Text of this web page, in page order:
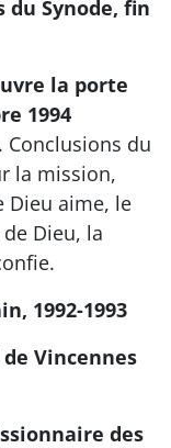
Synode, fin
la porte
1994
Conclusions du
la mission,
Dieu aime, le
Dieu, la
1992-1993
Vincennes
des